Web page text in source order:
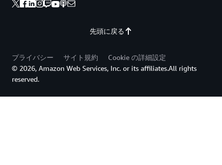
先頭に戻る
プライバシー サイト規約
Cookie の詳細設定
© 2026, Amazon Web Services, Inc. or its affiliates.All rights
reserved.